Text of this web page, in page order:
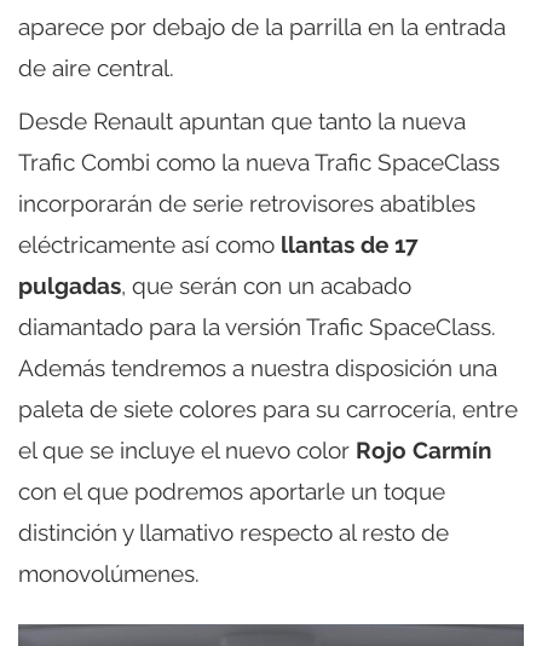
aparece por debajo de la parrilla en la entrada
de aire central.
Desde Renault apuntan que tanto la nueva
Trafic Combi como la nueva Trafic SpaceClass
incorporarán de serie retrovisores abatibles
eléctricamente así como llantas de 17
pulgadas, que serán con un acabado
diamantado para la versión Trafic SpaceClass.
Además tendremos a nuestra disposición una
paleta de siete colores para su carrocería, entre
el que se incluye el nuevo color Rojo Carmín
con el que podremos aportarle un toque
distinción y llamativo respecto al resto de
monovolúmenes.